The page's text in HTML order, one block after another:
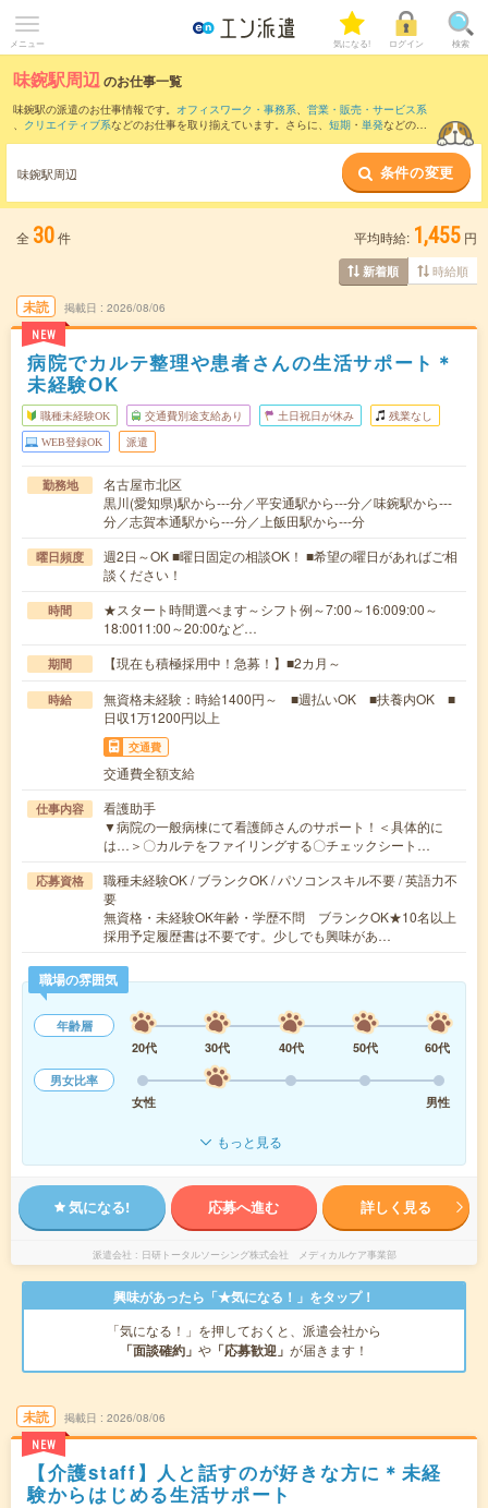
メニュー 気になる! ログイン 検索
味鋺駅周辺のお仕事一覧
味鋺駅の派遣のお仕事情報です。 オフィスワーク・事務系、 営業・販売・サービス系
、 クリエイティブ系などのお仕事を取り揃えています。さらに、 短期 ・ 単発などの期
また、大曽根駅 ナゴヤドーム前矢田駅
森下(愛知県)駅
など近隣駅のお仕事もご確認いただけます。
味鋺駅周辺 条件の変更
全 30件 平均時給: 1,455 円
新着順 時給順
未読
NEW
掲載日 2026/08/06
病院でカルテ整理や患者さんの生活サポート＊
未経験OK
職種未経験OK 交通費別途支給あり 土日祝日が休み 残業なし
WEB登録OK 派遣
勤務地
名古屋市北区
黒川(愛知県)駅から---分／平安通駅から---分／味鋺駅から---
分／志賀本通駅から---分／上飯田駅から---分
曜日頻度
週2日～OK ■曜日固定の相談OK！ ■希望の曜日があればご相
談ください！
時間
★スタート時間選べます～シフト例～7:00～16:009:00～
18:0011:00～20:00など…
期間 【現在も積極採用中！急募！】■2カ月～
時給
無資格未経験：時給1400円～ ■週払いOK ■扶養内OK ■
日収1万1200円以上
交通費
交通費全額支給
仕事内容
看護助手
▼病院の一般病棟にて看護師さんのサポート！＜具体的に
は…＞〇カルテをファイリングする〇チェックシート…
応募資格
職種未経験OK / ブランクOK / パソコンスキル不要 / 英語力不
要
無資格・未経験OK年齢・学歴不問 ブランクOK★10名以上
採用予定履歴書は不要です。少しでも興味があ…
職場の雰囲気
年齢層
20代
30代 40代 50代
60代
男女比率
女性
男性
もっと見る
気になる! 応募へ進む 詳しく見る
派遣会社 日研トータルソーシング株式会社 メディカルケア事業部
興味があったら「★気になる！」をタップ！
「気になる！」を押しておくと、派遣会社から
「面談確約」 や 「応募歓迎」 が届きます！
未読
NEW
掲載日 2026/08/06
【介護staff】人と話すのが好きな方に＊未経
験からはじめる生活サポート